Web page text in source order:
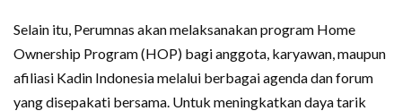
Selain itu, Perumnas akan melaksanakan program Home
Ownership Program (HOP) bagi anggota, karyawan, maupun
afiliasi Kadin Indonesia melalui berbagai agenda dan forum
yang disepakati bersama. Untuk meningkatkan daya tarik